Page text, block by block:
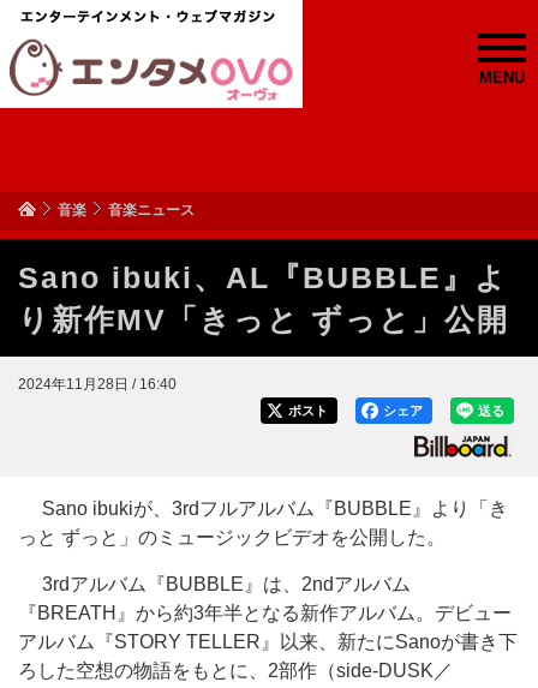
MENU
音楽 音楽ニュース
Sano ibuki、AL『BUBBLE』よ
り新作MV「きっと ずっと」公開
2024年11月28日 / 16:40
送る
シェア
ポスト
Sano ibukiが、3rdフルアルバム『BUBBLE』より「き
っと ずっと」のミュージックビデオを公開した。
3rdアルバム『BUBBLE』は、2ndアルバム
『BREATH』から約3年半となる新作アルバム。デビュー
アルバム『STORY TELLER』以来、新たにSanoが書き下
ろした空想の物語をもとに、2部作（side-DUSK／